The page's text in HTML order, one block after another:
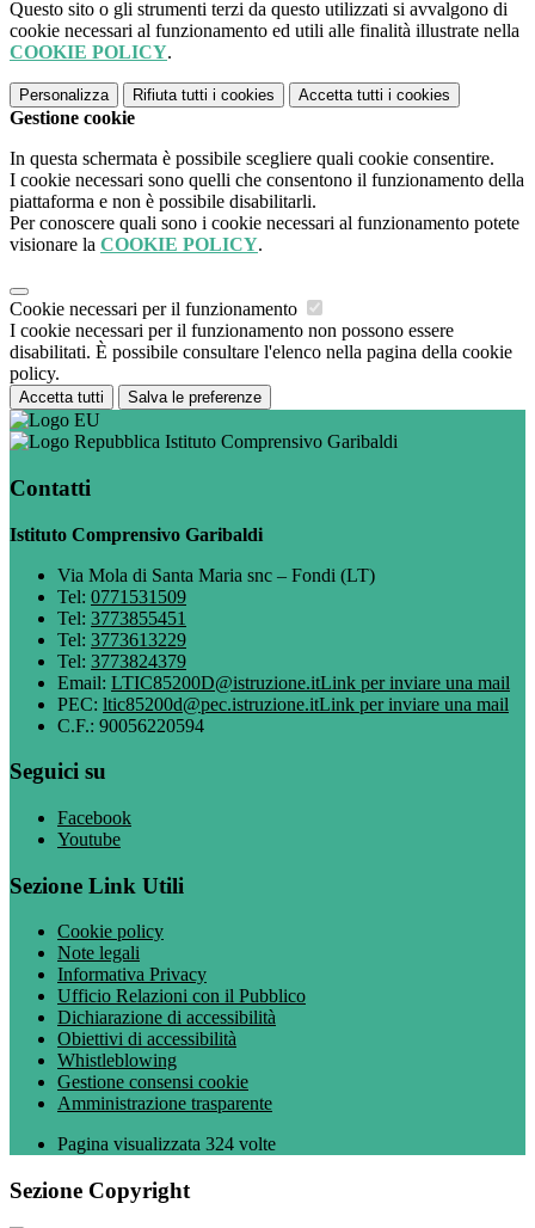
Questo sito o gli strumenti terzi da questo utilizzati si avvalgono di
cookie necessari al funzionamento ed utili alle finalità illustrate nella
COOKIE POLICY.
Personalizza Rifiuta tutti i cookies Accetta tutti i cookies
Gestione cookie
In questa schermata è possibile scegliere quali cookie consentire.
I cookie necessari sono quelli che consentono il funzionamento della
piattaforma e non è possibile disabilitarli.
Per conoscere quali sono i cookie necessari al funzionamento potete
visionare la COOKIE POLICY.
Cookie necessari per il funzionamento
I cookie necessari per il funzionamento non possono essere
disabilitati. È possibile consultare l'elenco nella pagina della cookie
policy.
Accetta tutti Salva le preferenze
Istituto Comprensivo Garibaldi
Contatti
Istituto Comprensivo Garibaldi
Via Mola di Santa Maria snc – Fondi (LT)
Tel: 0771531509
Tel: 3773855451
Tel: 3773613229
Tel: 3773824379
Email: LTIC85200D@istruzione.itLink per inviare una mail
PEC: ltic85200d@pec.istruzione.itLink per inviare una mail
C.F.: 90056220594
Seguici su
Facebook
Youtube
Sezione Link Utili
Cookie policy
Note legali
Informativa Privacy
Ufficio Relazioni con il Pubblico
Dichiarazione di accessibilità
Obiettivi di accessibilità
Whistleblowing
Gestione consensi cookie
Amministrazione trasparente
Pagina visualizzata 324 volte
Sezione Copyright